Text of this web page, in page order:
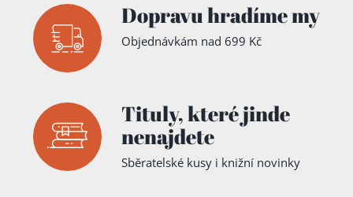
Dopravu hradíme my
Objednávkám nad 699 Kč
Tituly,které jinde
nenajdete
Sběratelské kusy i knižní novinky
Přidáno do košíku!